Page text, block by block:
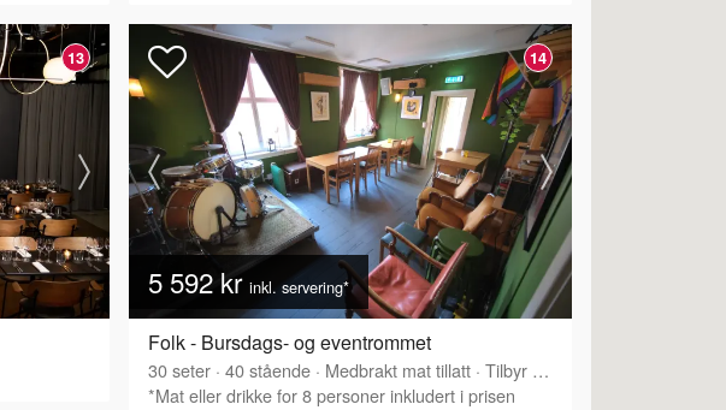
13 14
5 592 kr inkl. servering*
Folk - Bursdags- og eventrommet
30seter · 40stående · Medbrakt mat tillatt · Tilbyr servering
*Mat eller drikke for 8 personer inkludert i prisen